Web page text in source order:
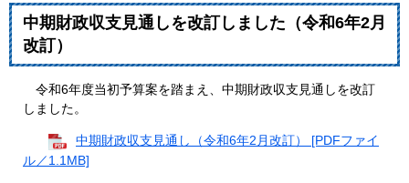
中期財政収支見通しを改訂しました（令和6年2月
改訂）
令和6年度当初予算案を踏まえ、中期財政収支見通しを改訂
しました。
中期財政収支見通し（令和6年2月改訂） [PDFファイ
ル／1.1MB]